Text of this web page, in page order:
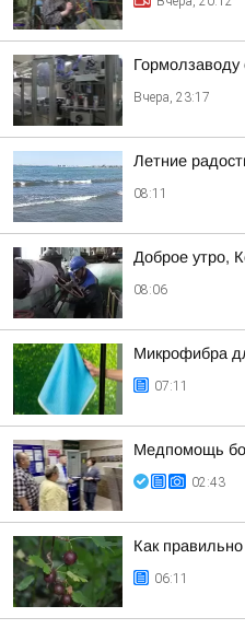
Гормолзаводу
Вчера, 23:17
Летние
08:11
Доброе утро,
08:06
Микрофибра
07:11
Медпомощь
02:43
Как
06:11